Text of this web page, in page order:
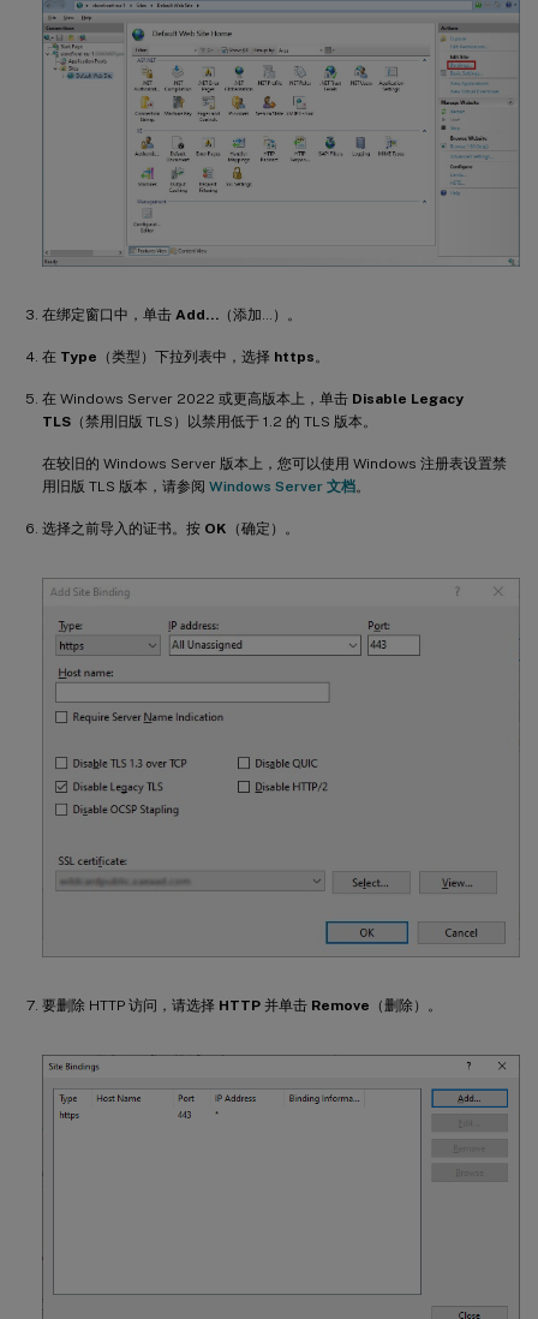
在绑定窗口中，单击 Add… （添加…）。
在 Type （类型）下拉列表中，选择 https。
在 Windows Server 2022 或更高版本上，单击 Disable Legacy
TLS （禁用旧版 TLS）以禁用低于 1.2 的 TLS 版本。
在较旧的 Windows Server 版本上，您可以使用 Windows 注册表设置禁
用旧版 TLS 版本，请参阅 Windows Server 文档。
选择之前导入的证书。按 OK （确定）。
要删除 HTTP 访问，请选择 HTTP 并单击 Remove （删除）。